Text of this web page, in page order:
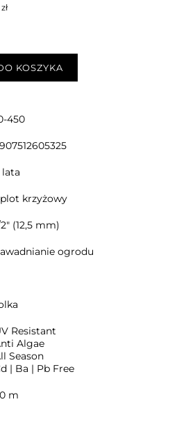
KOSZYKA
450
lata
krzyżowy
2" (12,5 mm)
ogrodu
Resistant
Algae
Season
| Ba | Pb Free
m